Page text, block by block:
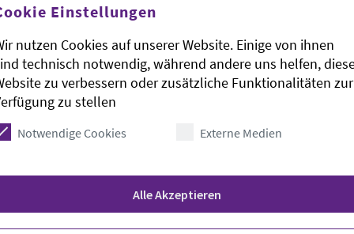
haben auf einem jüdischen Friedhof in
ein Hinweisschild herausgerissen. Die
wie die Polizei am Montag mitteilte. Eine
am Sonntagnachmittag entdeckt.
Einstellungen
nutzen Cookies auf unserer Website. Einige von ihnen
technisch notwendig, während andere uns helfen,
zu verbessern oder zusätzliche Funktionalitäten zur
zu stellen
Notwendige Cookies Externe Medien
Alle Akzeptieren